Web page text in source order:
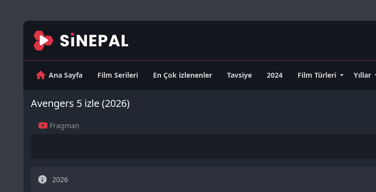
Ana Sayfa Film Serileri En Çok izlenenler Tavsiye 2024 Film Türleri Yıllar
Avengers 5 izle (2026)
Fragman
2026